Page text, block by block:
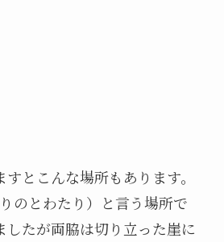
とこんな場所もあります。
のとわたり）と言う場所で
したが両脇は切り立った崖に